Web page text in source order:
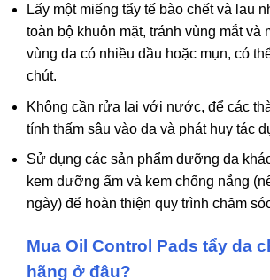
Lấy một miếng tẩy tế bào chết và lau
toàn bộ khuôn mặt, tránh vùng mắt và
vùng da có nhiều dầu hoặc mụn, có
chút.
Không cần rửa lại với nước, để các
tính thấm sâu vào da và phát huy tác
Sử dụng các sản phẩm dưỡng da
kem dưỡng ẩm và kem chống nắng
ngày) để hoàn thiện quy trình chăm
Mua Oil Control Pads tẩy da
hãng ở đâu?